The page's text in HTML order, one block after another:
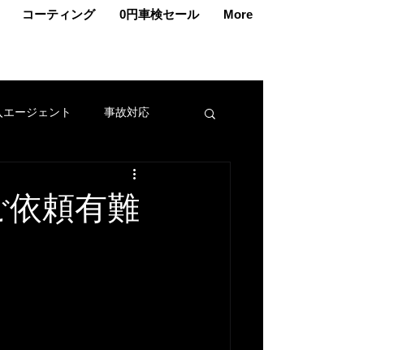
コーティング 0円車検セール More
エージェント 事故対応
車メンテナンス
頼有難